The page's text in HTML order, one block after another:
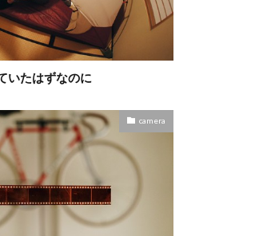
いたはずなのに
camera